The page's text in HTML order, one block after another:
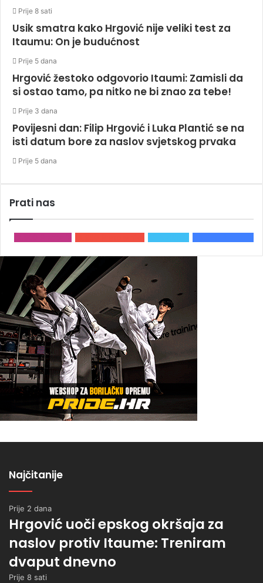
Prije 8 sati
Usik smatra kako Hrgović nije veliki test za
Itaumu: On je budućnost
Prije 5 dana
Hrgović žestoko odgovorio Itaumi: Zamisli da
si ostao tamo, pa nitko ne bi znao za tebe!
Prije 3 dana
Povijesni dan: Filip Hrgović i Luka Plantić se na
isti datum bore za naslov svjetskog prvaka
Prije 5 dana
Prati nas
Najčitanije
Prije 2 dana
Hrgović uoči epskog okršaja za
naslov protiv Itaume: Treniram
dvaput dnevno
Prije 8 sati